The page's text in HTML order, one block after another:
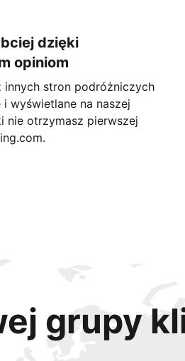
dzięki
opiniom
innych stron podróżniczych
i wyświetlane na naszej
nie otrzymasz pierwszej
grupy